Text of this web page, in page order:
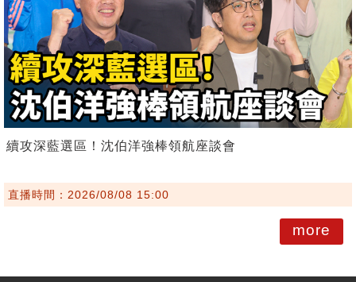
續攻深藍選區！沈伯洋強棒領航座談會
直播時間：2026/08/08 15:00
more